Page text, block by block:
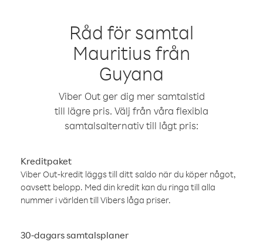
Råd för samtal
Mauritius från
Guyana
Viber Out ger dig mer samtalstid
till lägre pris. Välj från våra flexibla
samtalsalternativ till lågt pris:
Kreditpaket
Viber Out-kredit läggs till ditt saldo när du köper något,
oavsett belopp. Med din kredit kan du ringa till alla
nummer i världen till Vibers låga priser.
30-dagars samtalsplaner